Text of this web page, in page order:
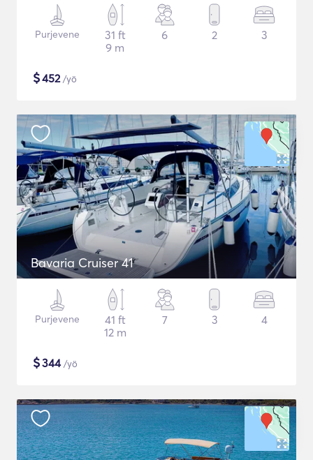
Purjevene
31 ft
9 m
6 2 3
$452/yö
Bavaria Cruiser 41
Purjevene
41 ft
12 m
7 3 4
$344/yö